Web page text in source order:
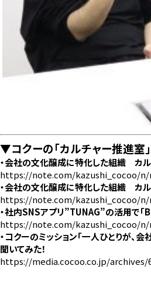
▼コクーの「カルチャー推進室
・会社の文化醸成に特化した組織 カル
https://note.com/kazushi_cocoo/n/
・会社の文化醸成に特化した組織 カル
https://note.com/kazushi_cocoo/n/
・社内SNSアプリ”TUNAG”の活用で
https://note.com/kazushi_cocoo/n/
・コクーのミッション「一人ひとりが、
聞いてみた！
https://media.cocoo.co.jp/archives/